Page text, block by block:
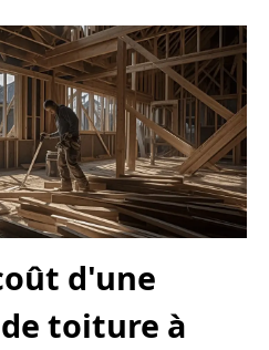
d'une
toiture à